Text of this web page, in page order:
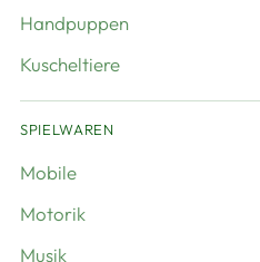
Handpuppen
Kuscheltiere
SPIELWAREN
Mobile
Motorik
Musik